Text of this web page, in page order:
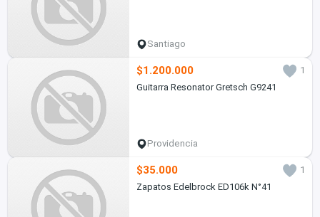
Santiago
$1.200.000
1
Guitarra Resonator Gretsch G9241
Providencia
$35.000
1
Zapatos Edelbrock ED106k N°41